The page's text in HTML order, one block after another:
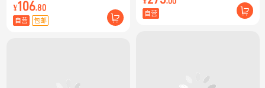
¥106.80
自营 包邮
自营